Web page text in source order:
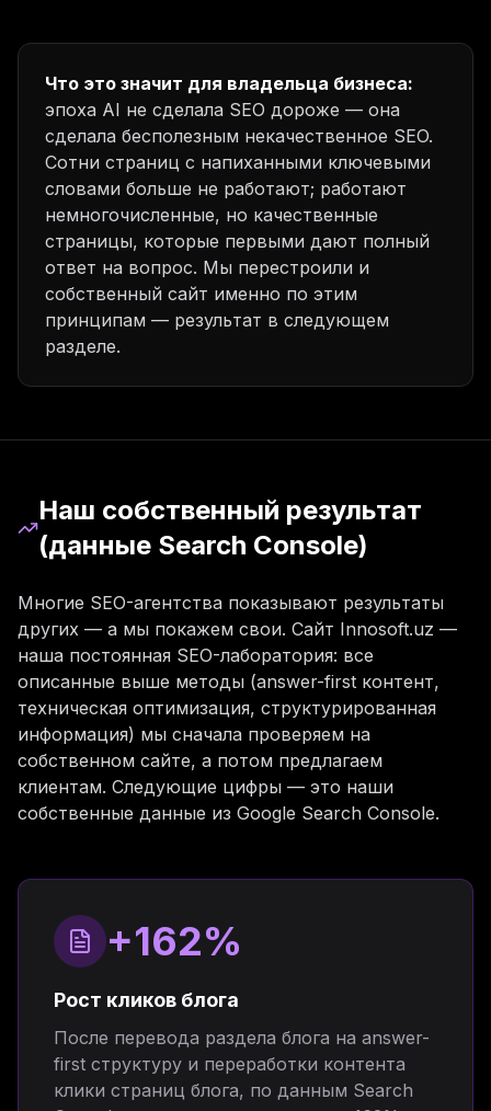
Что это значит для владельца бизнеса:
эпоха AI не сделала SEO дороже — она
сделала бесполезным некачественное SEO.
Сотни страниц с напиханными ключевыми
словами больше не работают; работают
немногочисленные, но качественные
страницы, которые первыми дают полный
ответ на вопрос. Мы перестроили и
собственный сайт именно по этим
принципам — результат в следующем
разделе.
Наш собственный результат
(данные Search Console)
Многие SEO-агентства показывают результаты
других — а мы покажем свои. Сайт Innosoft.uz —
наша постоянная SEO-лаборатория: все
описанные выше методы (answer-first контент,
техническая оптимизация, структурированная
информация) мы сначала проверяем на
собственном сайте, а потом предлагаем
клиентам. Следующие цифры — это наши
собственные данные из Google Search Console.
+162%
Рост кликов блога
После перевода раздела блога на answer-
first структуру и переработки контента
клики страниц блога, по данным Search